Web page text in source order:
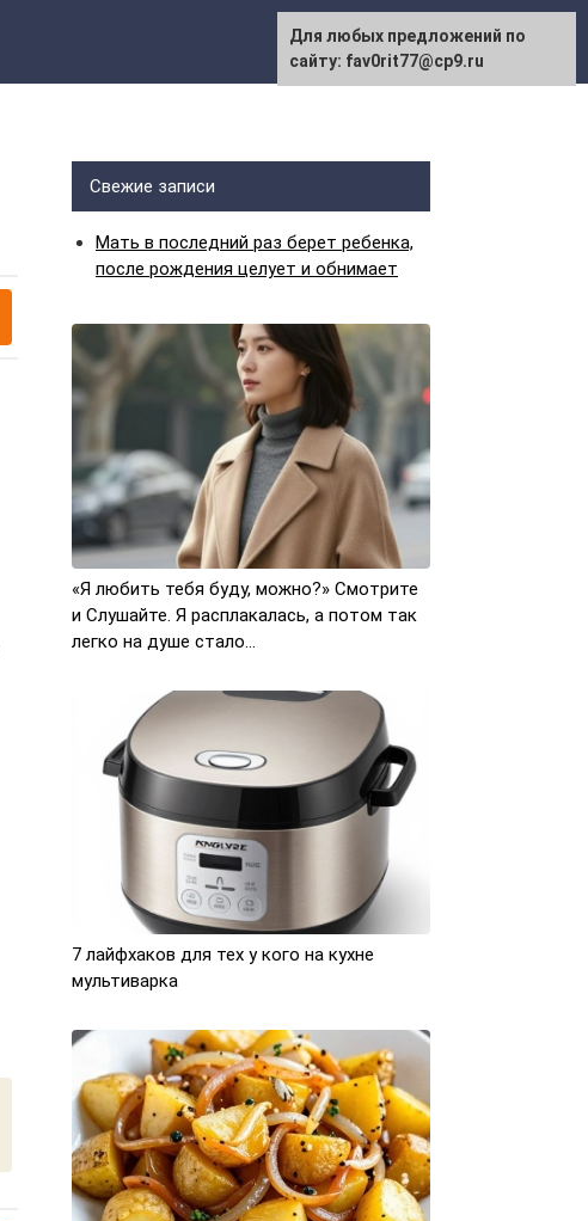
Свежие записи
Мать в последний раз берет ребенка,
после рождения целует и обнимает
«Я любить тебя буду, можно?» Смотрите
и Слушайте. Я расплакалась, а потом так
легко на душе стало…
7 лайфхаков для тех у кого на кухне
мультиварка
Для любых предложений по
сайту: fav0rit77@cp9.ru